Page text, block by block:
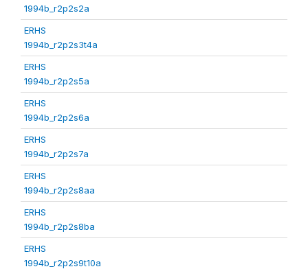
1994b_r2p2s2a
ERHS
1994b_r2p2s3t4a
ERHS
1994b_r2p2s5a
ERHS
1994b_r2p2s6a
ERHS
1994b_r2p2s7a
ERHS
1994b_r2p2s8aa
ERHS
1994b_r2p2s8ba
ERHS
1994b_r2p2s9t10a